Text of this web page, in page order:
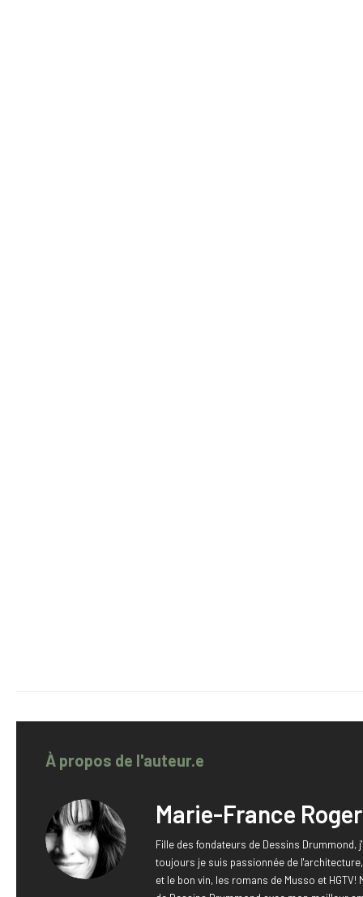
À propos de l'auteur.e
Marie-France Roger
Fille des fondateurs de Dessins Drummond,
toujours je suis passionnée de
et le bon vin, les romans de Musso et